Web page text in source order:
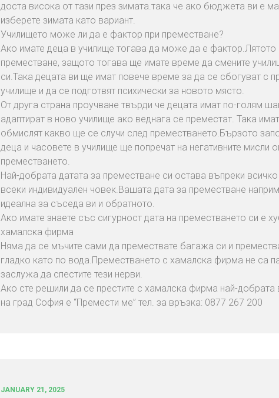
доста висока от тази през зимата.така че ако бюджета ви е
изберете зимата като вариант.
Училището може ли да е фактор при преместване?
Ако имате деца в училище тогава да може да е фактор.Лятото
преместване, защото тогава ще имате време да смените
си.Така децата ви ще имат повече време за да се сбогуват с
училище и да се подготвят психически за новото място.
От друга страна проучване твърди че децата имат по-голям
адаптират в ново училище ако веднага се преместат. Така
обмислят какво ще се случи след преместването.Бързото
деца и часовете в училище ще попречат на негативните мисли
преместването.
Най-добрата датата за преместване си остава въпреки
всеки индивидуален човек.Вашата дата за преместване
идеална за съседа ви и обратното.
Ако имате знаете със сигурност дата на преместването си е
хамалска фирма
Няма да се мъчите сами да премествате багажа си и
гладко като по вода.Преместването с хамалска фирма не са
заслужа да спестите тези нерви.
Ако сте решили да се престите с хамалска фирма най-
на град София е “Премести ме” тел. за връзка: 0877 267 200
JANUARY 21, 2025